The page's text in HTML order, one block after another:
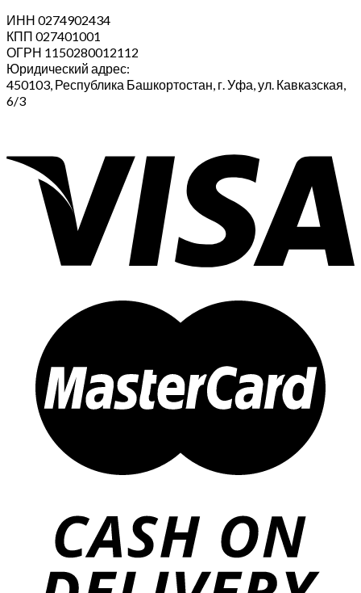
ИНН 0274902434
КПП 027401001
ОГРН 1150280012112
Юридический адрес:
450103, Республика Башкортостан, г. Уфа, ул. Кавказская,
6/3